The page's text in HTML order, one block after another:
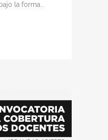
la forma...